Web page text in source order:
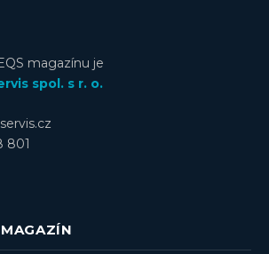
magazínu je
spol. s r. o.
801